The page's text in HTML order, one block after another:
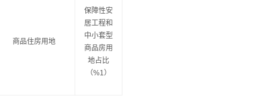
商品住房用地
保障性安
居工程和
中小套型
商品房用
地占比
（%1）